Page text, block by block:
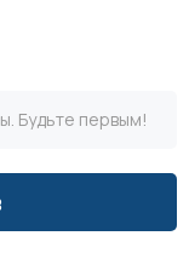
Будьте первым!